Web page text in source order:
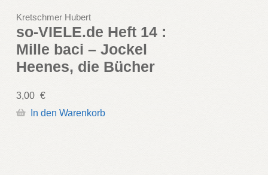
Kretschmer Hubert
so-VIELE.de Heft 14 :
Mille baci – Jockel
Heenes, die Bücher
3,00 €
In den Warenkorb